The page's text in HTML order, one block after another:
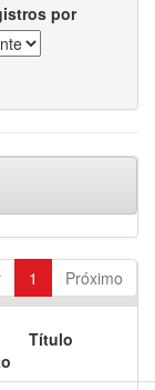
por
1 Próximo
Título